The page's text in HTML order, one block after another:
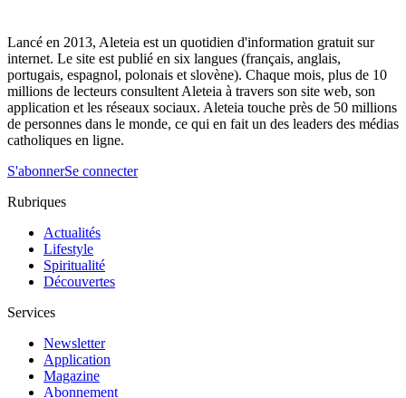
Lancé en 2013, Aleteia est un quotidien d'information gratuit sur
internet. Le site est publié en six langues (français, anglais,
portugais, espagnol, polonais et slovène). Chaque mois, plus de 10
millions de lecteurs consultent Aleteia à travers son site web, son
application et les réseaux sociaux. Aleteia touche près de 50 millions
de personnes dans le monde, ce qui en fait un des leaders des médias
catholiques en ligne.
S'abonnerSe connecter
Rubriques
Actualités
Lifestyle
Spiritualité
Découvertes
Services
Newsletter
Application
Magazine
Abonnement